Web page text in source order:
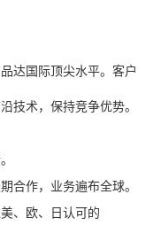
达国际顶尖水平。客户
技术，保持竞争优势。
作，业务遍布全球。
、欧、日认可的